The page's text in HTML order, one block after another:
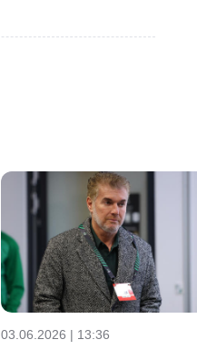
03.06.2026 | 13:36